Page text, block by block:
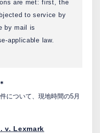
are met: first, the
to service by
by mail is
applicable law.
について、現地時間の5月
v. Lexmark